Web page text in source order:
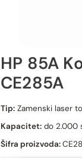
HP 85A
CE285A
HP 85A Kompatibni Toner /
Tip: Zamenski laser
Kapacitet: do 2.000
Šifra proizvoda: